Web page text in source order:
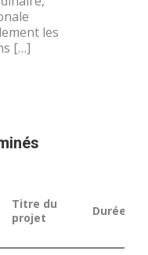
les
[…]
Titre du
projet
Durée